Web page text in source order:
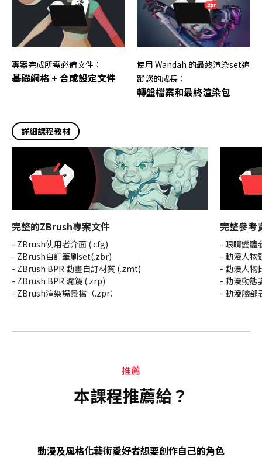
專案完成所需必備文件：
基礎網格 + 合成設定文件
使用 Wandah 的最終渲染set追
蹤您的成長：
轉盤檔案和最終渲染包
詳細課程教材
完整的ZBrush專案文件
- ZBrush使用者介面 (.cfg)
- ZBrush自訂筆刷set(.zbr)
- ZBrush BPR 動畫自訂材質 (.zmt)
- ZBrush BPR 濾鏡 (.zrp)
- ZBrush渲染場景檔（.zpr）
完整參考
- 眼睛變體
- 動漫人物
- 動漫人物
- 動漫動態
- 動漫臉部
推薦
本課程推薦給？
動漫及風格化藝術愛好者想要創作自己的角色